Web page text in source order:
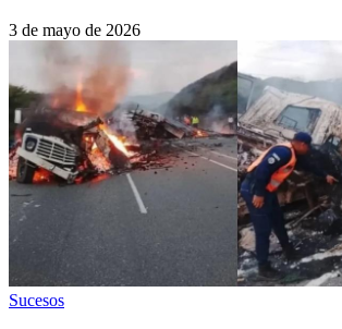
3 de mayo de 2026
Sucesos